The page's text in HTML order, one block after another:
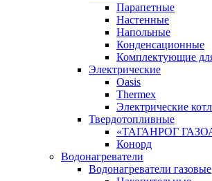
Парапетные
Настенные
Напольные
Конденсационные
Комплектующие
Электрические
Oasis
Thermex
Электрические
Твердотопливные
«ТАГАНРОГ
Конорд
Водонагреватели
Водонагреватели газовые